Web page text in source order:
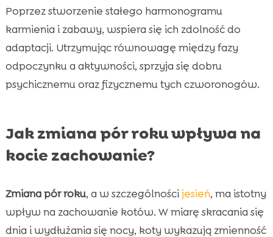
Poprzez stworzenie stałego harmonogramu
karmienia i zabawy, wspiera się ich zdolność do
adaptacji. Utrzymując równowagę między fazy
odpoczynku a aktywności, sprzyja się dobru
psychicznemu oraz fizycznemu tych czworonogów.
Jak zmiana pór roku wpływa na
kocie zachowanie?
Zmiana pór roku, a w szczególnościjesień, ma istotny
wpływ na zachowanie kotów. W miarę skracania się
dnia i wydłużania się nocy, koty wykazują zmienność